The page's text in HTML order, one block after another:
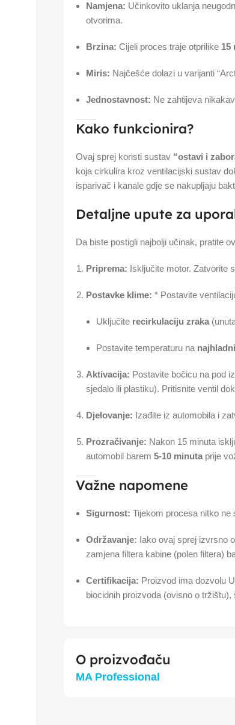
Namjena: Učinkovito uklanja
otvorima.
Brzina: Cijeli proces traje otprilike 15
Miris: Najčešće dolazi u varijanti
Jednostavnost: Ne zahtijeva
Kako funkcionira?
Ovaj sprej koristi sustav “ostavi i
koja cirkulira kroz ventilacijski sustav
isparivač i kanale gdje se nakupljaju
Detaljne upute za
Da biste postigli najbolji učinak, pratite
Priprema: Isključite motor. Zatvorite
Postavke klime: * Postavite
Uključite recirkulaciju zraka
Postavite temperaturu na
Aktivacija: Postavite bočicu na pod
sjedalo ili plastiku). Pritisnite ventil
Djelovanje: Izađite iz automobila i
Prozračivanje: Nakon 15 minuta
automobil barem 5-10 minuta prije
Važne napomene
Sigurnost: Tijekom procesa nitko ne
Održavanje: Iako ovaj sprej izvrsno
zamjena filtera kabine (polen filtera)
Certifikacija: Proizvod ima dozvolu
biocidnih proizvoda (ovisno o
O proizvođaču
MA Professional